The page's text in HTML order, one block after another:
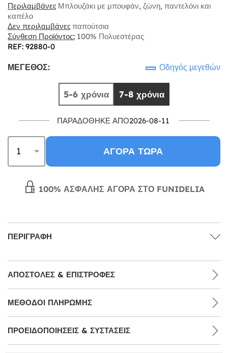
Περιλαμβάνει: Μπλουζάκι με μπουφάν, ζώνη, παντελόνι και
καπέλο
Δεν περιλαμβάνει: παπούτσια
Σύνθεση Προϊόντος: 100% Πολυεστέρας
REF: 92880-0
ΜΈΓΕΘΟΣ: Οδηγός μεγεθών
5-6 χρόνια 7-8 χρόνια
ΠΑΡΑΔΌΘΗΚΕ ΑΠΌ2026-08-11
ΑΓΟΡΆ ΤΏΡΑ
100% ΑΣΦΑΛΉΣ ΑΓΟΡΆ ΣΤΟ FUNIDELIA
ΠΕΡΙΓΡΑΦΉ
ΑΠΟΣΤΟΛΈΣ & ΕΠΙΣΤΡΟΦΈΣ
ΜΕΘΌΔΟΙ ΠΛΗΡΩΜΉΣ
ΠΡΟΕΙΔΟΠΟΙΉΣΕΙΣ & ΣΥΣΤΆΣΕΙΣ